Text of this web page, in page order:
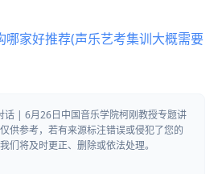
哪家好推荐(声乐艺考集训大概需要
话 | 6月26日中国音乐学院柯刚教授专题讲
供参考，若有来源标注错误或侵犯了您的
们将及时更正、删除或依法处理。